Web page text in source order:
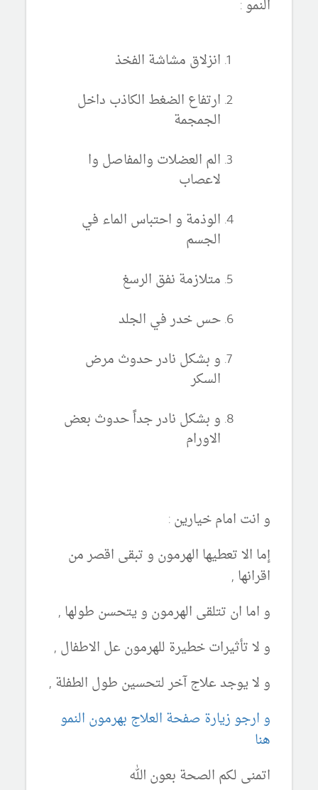
النمو :
انزلاق مشاشة الفخذ
ارتفاع الضغط الكاذب داخل
الجمجمة
الم العضلات والمفاصل وا
لاعصاب
الوذمة و احتباس الماء في
الجسم
متلازمة نفق الرسغ
حس خدر في الجلد
و بشكل نادر حدوث مرض
السكر
و بشكل نادر جداً حدوث بعض
الاورام
و انت امام خيارين :
إما الا تعطيها الهرمون و تبقى اقصر من
اقرانها ,
و اما ان تتلقى الهرمون و يتحسن طولها ,
و لا تأثيرات خطيرة للهرمون عل الاطفال ,
و لا يوجد علاج آخر لتحسين طول الطفلة ,
و ارجو زيارة صفحة العلاج بهرمون النمو
هنا
اتمنى لكم الصحة بعون الله